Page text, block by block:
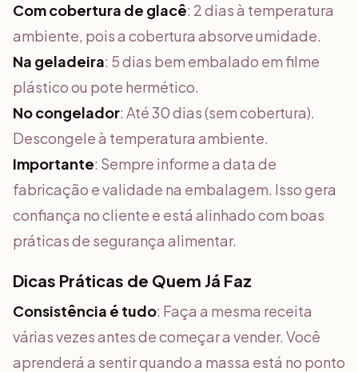
Com cobertura de glacê: 2 dias à temperatura
ambiente, pois a cobertura absorve umidade.
Na geladeira: 5 dias bem embalado em filme
plástico ou pote hermético.
No congelador: Até 30 dias (sem cobertura).
Descongele à temperatura ambiente.
Importante: Sempre informe a data de
fabricação e validade na embalagem. Isso gera
confiança no cliente e está alinhado com boas
práticas de segurança alimentar.
Dicas Práticas de Quem Já Faz
Consistência é tudo: Faça a mesma receita
várias vezes antes de começar a vender. Você
aprenderá a sentir quando a massa está no ponto